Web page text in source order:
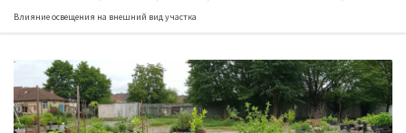
Влияние освещения на внешний вид участка